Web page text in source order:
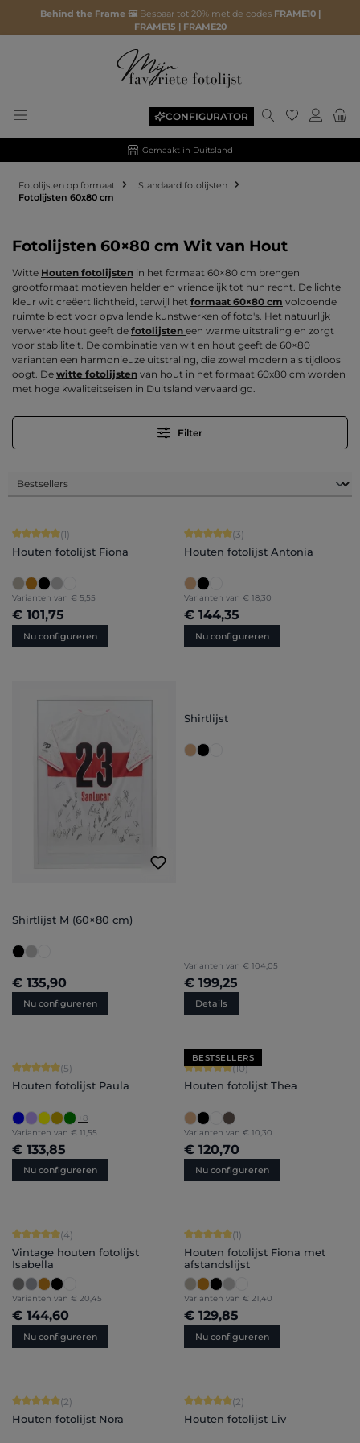
Behind the Frame 🖼️ Bespaar tot 20% met de codes FRAME10 |
FRAME15 | FRAME20
CONFIGURATOR Je hebt 0
Gemaakt in Duitsland
Fotolijsten op formaat
Standaard fotolijsten
Fotolijsten 60x80 cm
Fotolijsten 60×80 cm Wit van Hout
Witte Houten fotolijsten in het formaat 60×80 cm brengen
grootformaat motieven helder en vriendelijk tot hun recht. De lichte
kleur wit creëert lichtheid, terwijl het formaat 60×80 cm voldoende
ruimte biedt voor opvallende kunstwerken of foto's. Het natuurlijk
verwerkte hout geeft de fotolijsten een warme uitstraling en zorgt
voor stabiliteit. De combinatie van wit en hout geeft de 60×80
varianten een harmonieuze uitstraling, die zowel modern als tijdloos
oogt. De witte fotolijsten van hout in het formaat 60x80 cm worden
met hoge kwaliteitseisen in Duitsland vervaardigd.
Filter
Gemiddelde waardering van 5 van 5 sterren
(1)
Houten fotolijst Fiona
Varianten van € 5,55
€ 101,75
Nu configureren
Gemiddelde waardering van 5 van 5
(3)
Houten fotolijst Antonia
Varianten van € 18,30
€ 144,35
Nu configureren
Shirtlijst M (60×80 cm)
€ 135,90
Nu configureren
Shirtlijst
Varianten van € 104,05
€ 199,25
Details
Gemiddelde waardering van 5 van 5 sterren
(5)
Houten fotolijst Paula
+8
Varianten van € 11,55
€ 133,85
Nu configureren
BESTSELLERS
Gemiddelde waardering van 5 van 5
(10)
Houten fotolijst Thea
Varianten van € 10,30
€ 120,70
Nu configureren
Gemiddelde waardering van 5 van 5 sterren
(4)
Vintage houten fotolijst
Isabella
Varianten van € 20,45
€ 144,60
Nu configureren
Gemiddelde waardering van 5 van 5
(1)
Houten fotolijst Fiona met
afstandslijst
Varianten van € 21,40
€ 129,85
Nu configureren
Gemiddelde waardering van 5 van 5 sterren
(2)
Houten fotolijst Nora
Gemiddelde waardering van 5 van 5
(2)
Houten fotolijst Liv